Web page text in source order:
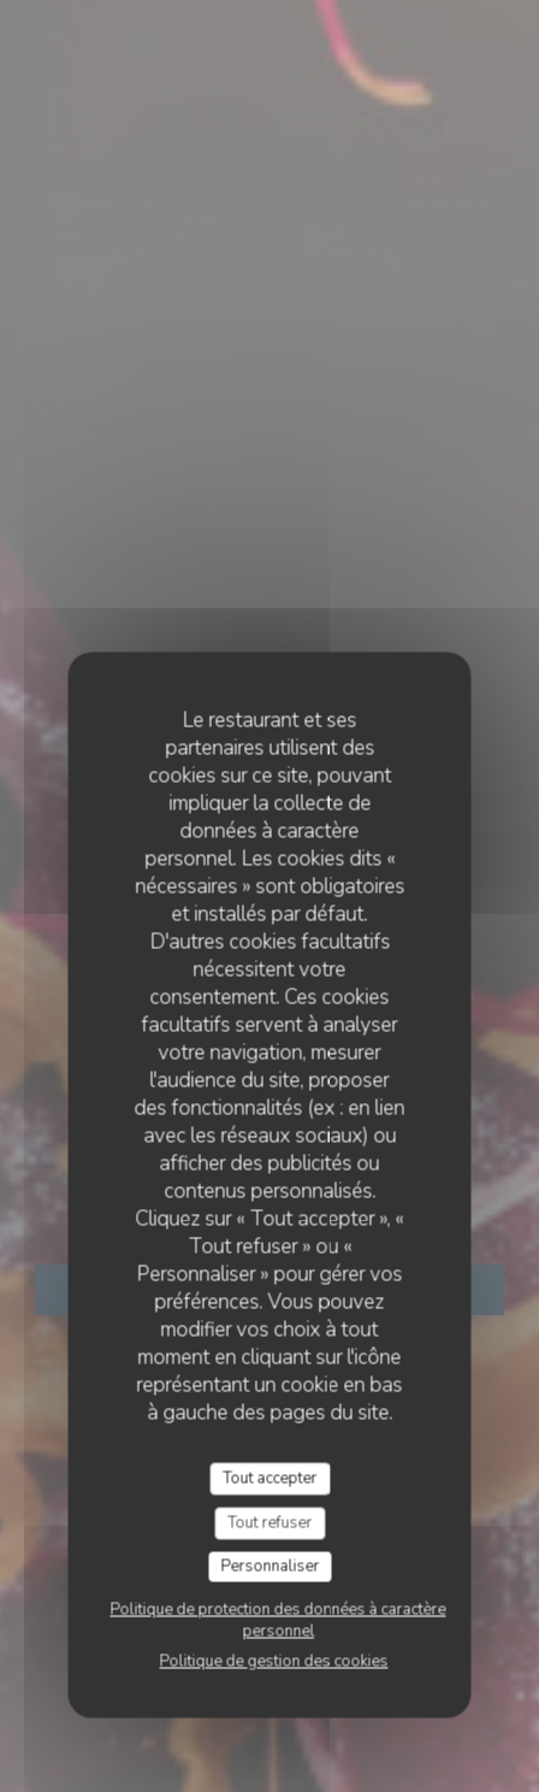
Le restaurant et ses
partenaires utilisent des
cookies sur ce site, pouvant
impliquer la collecte de
données à caractère
personnel. Les cookies dits «
nécessaires » sont obligatoires
et installés par défaut.
D'autres cookies facultatifs
nécessitent votre
consentement. Ces cookies
facultatifs servent à analyser
votre navigation, mesurer
l'audience du site, proposer
des fonctionnalités (ex : en lien
avec les réseaux sociaux) ou
afficher des publicités ou
contenus personnalisés.
Cliquez sur « Tout accepter », «
Tout refuser » ou «
Personnaliser » pour gérer vos
préférences. Vous pouvez
modifier vos choix à tout
moment en cliquant sur l'icône
représentant un cookie en bas
à gauche des pages du site.
Tout accepter
Tout refuser
Personnaliser
Politique de protection des données à caractère
personnel
Politique de gestion des cookies
RESTAURANT TRADITIONNEL
Georgette
RÉSERVER